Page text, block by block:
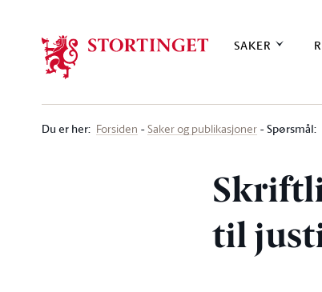
SAKER
Du er her: Forsiden Saker og publikasjoner Spørsmål:
til